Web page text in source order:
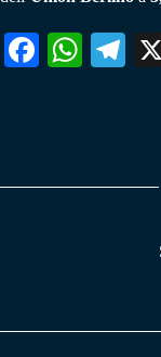
Fa W
pp
Te
m